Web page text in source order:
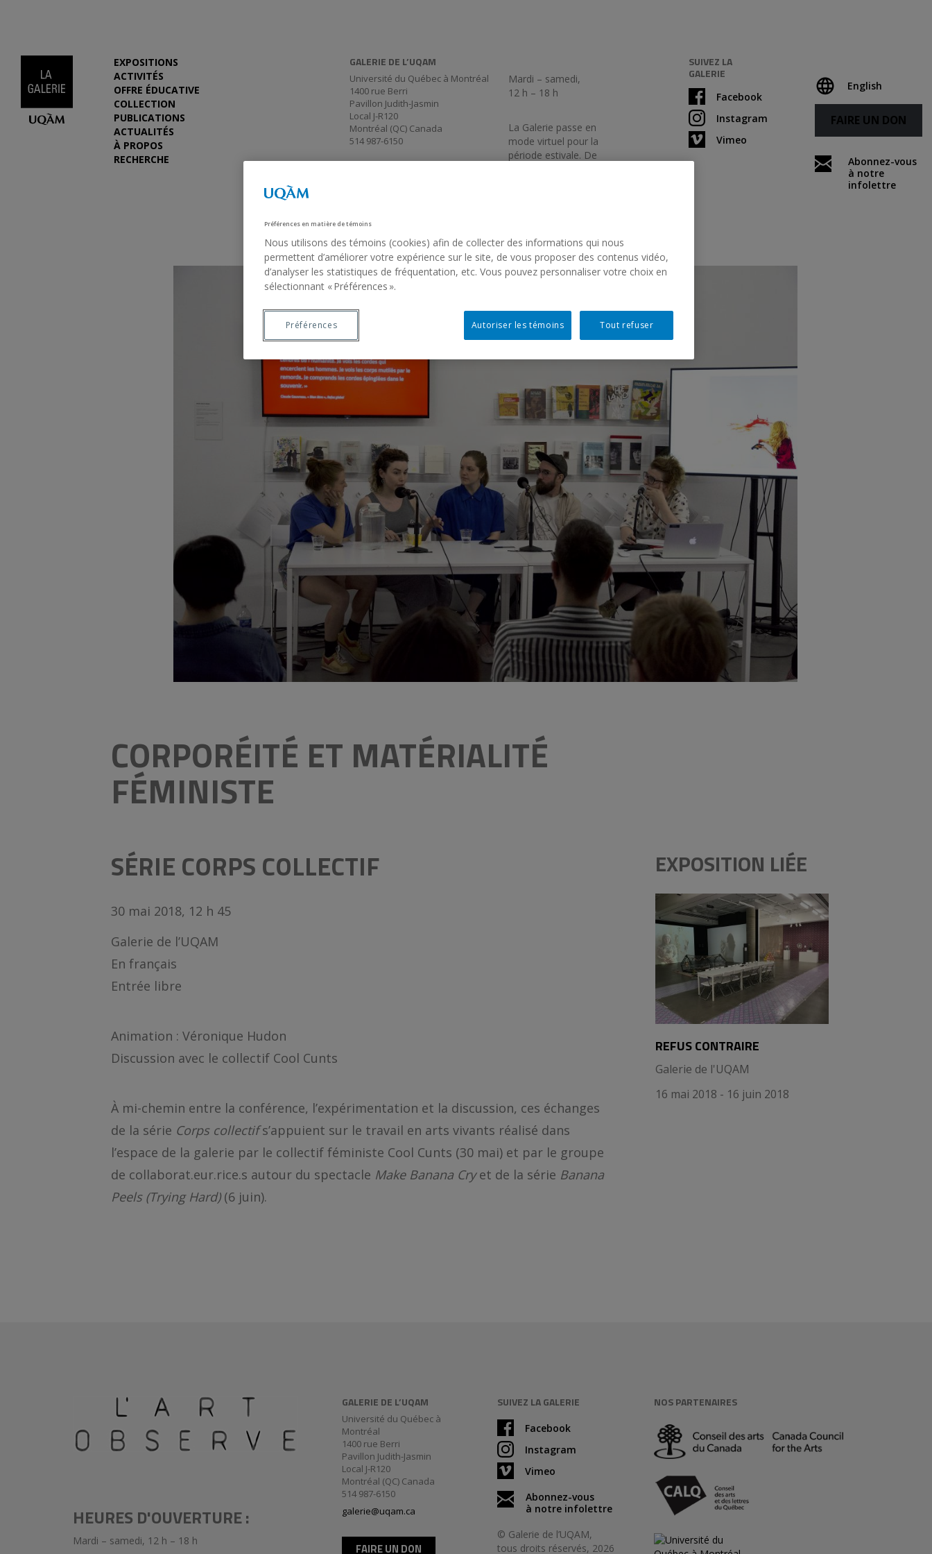
EXPOSITIONS
ACTIVITÉS
OFFRE ÉDUCATIVE
COLLECTION
PUBLICATIONS
ACTUALITÉS
À PROPOS
RECHERCHE
GALERIE DE L’UQAM
Université du Québec à Montréal
1400 rue Berri
Pavillon Judith-Jasmin
Local J-R120
Montréal (QC) Canada
514 987-6150
Mardi – samedi,
12 h – 18 h
La Galerie passe en
mode virtuel pour la
période estivale. De
SUIVEZ LA
GALERIE
Facebook
Instagram
Vimeo
English
FAIRE UN DON
Abonnez-vous
à notre
infolettre
CORPORÉITÉ ET MATÉRIALITÉ
FÉMINISTE
SÉRIE CORPS COLLECTIF
30 mai 2018, 12 h 45
Galerie de l’UQAM
En français
Entrée libre
Animation : Véronique Hudon
Discussion avec le collectif Cool Cunts
À mi-chemin entre la conférence, l’expérimentation et la discussion, ces échanges
de la série Corps collectifs’appuient sur le travail en arts vivants réalisé dans
l’espace de la galerie par le collectif féministe Cool Cunts (30 mai) et par le groupe
de collaborat.eur.rice.s autour du spectacle Make Banana Cryet de la série Banana
Peels (Trying Hard)(6 juin).
EXPOSITION LIÉE
REFUS CONTRAIRE
Galerie de l'UQAM
16 mai 2018 - 16 juin 2018
HEURES D'OUVERTURE :
Mardi – samedi, 12 h – 18 h
GALERIE DE L’UQAM
Université du Québec à
Montréal
1400 rue Berri
Pavillon Judith-Jasmin
Local J-R120
Montréal (QC) Canada
514 987-6150
galerie@uqam.ca
FAIRE UN DON
SUIVEZ LA GALERIE
Facebook
Instagram
Vimeo
Abonnez-vous
à notre infolettre
© Galerie de l’UQAM,
tous droits réservés, 2026
NOS PARTENAIRES
Préférences en matière de témoins
Nous utilisons des témoins (cookies) afin de collecter des informations qui nous
permettent d’améliorer votre expérience sur le site, de vous proposer des contenus vidéo,
d’analyser les statistiques de fréquentation, etc. Vous pouvez personnaliser votre choix en
sélectionnant « Préférences ».
Tout refuser
Autoriser les témoins
Préférences